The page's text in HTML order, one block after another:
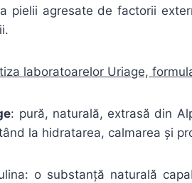
pielii agresate de factorii
laboratoarelor Uriage,
: pură, naturală, extrasă din
la hidratarea, calmarea și
o substanță naturală